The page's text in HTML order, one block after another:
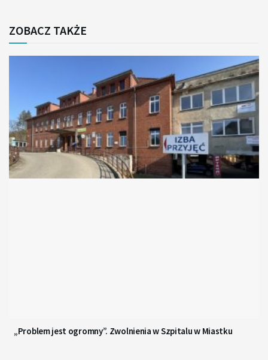
ZOBACZ TAKŻE
„Problem jest ogromny”. Zwolnienia w Szpitalu w Miastku